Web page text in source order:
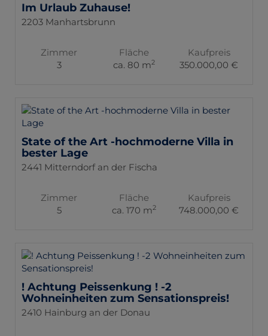
Im Urlaub Zuhause!
2203 Manhartsbrunn
Zimmer
3
Fläche
ca. 80 m2
Kaufpreis
350.000,00 €
State of the Art -hochmoderne Villa in
bester Lage
2441 Mitterndorf an der Fischa
Zimmer
5
Fläche
ca. 170 m2
Kaufpreis
748.000,00 €
! Achtung Peissenkung ! -2
Wohneinheiten zum Sensationspreis!
2410 Hainburg an der Donau